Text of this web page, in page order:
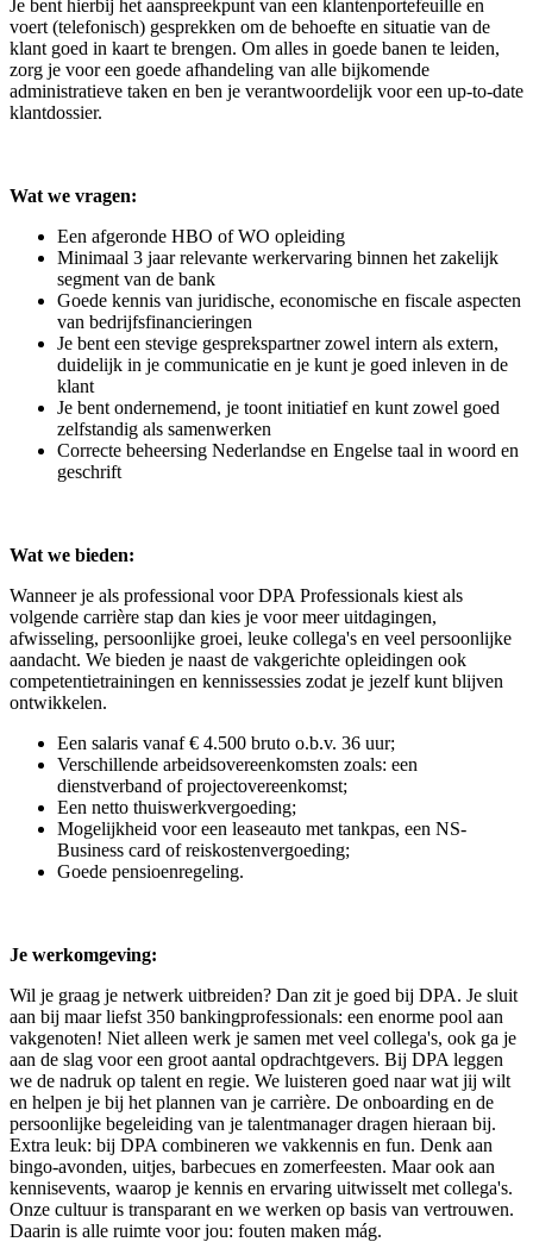
Je bent hierbij het aanspreekpunt van een klantenportefeuille en
voert (telefonisch) gesprekken om de behoefte en situatie van de
klant goed in kaart te brengen. Om alles in goede banen te leiden,
zorg je voor een goede afhandeling van alle bijkomende
administratieve taken en ben je verantwoordelijk voor een up-to-date
klantdossier.
Wat we vragen:
Een afgeronde HBO of WO opleiding
Minimaal 3 jaar relevante werkervaring binnen het zakelijk
segment van de bank
Goede kennis van juridische, economische en fiscale aspecten
van bedrijfsfinancieringen
Je bent een stevige gesprekspartner zowel intern als extern,
duidelijk in je communicatie en je kunt je goed inleven in de
klant
Je bent ondernemend, je toont initiatief en kunt zowel goed
zelfstandig als samenwerken
Correcte beheersing Nederlandse en Engelse taal in woord en
geschrift
Wat we bieden:
Wanneer je als professional voor DPA Professionals kiest als
volgende carrière stap dan kies je voor meer uitdagingen,
afwisseling, persoonlijke groei, leuke collega's en veel persoonlijke
aandacht. We bieden je naast de vakgerichte opleidingen ook
competentietrainingen en kennissessies zodat je jezelf kunt blijven
ontwikkelen.
Een salaris vanaf € 4.500 bruto o.b.v. 36 uur;
Verschillende arbeidsovereenkomsten zoals: een
dienstverband of projectovereenkomst;
Een netto thuiswerkvergoeding;
Mogelijkheid voor een leaseauto met tankpas, een NS-
Business card of reiskostenvergoeding;
Goede pensioenregeling.
Je werkomgeving:
Wil je graag je netwerk uitbreiden? Dan zit je goed bij DPA. Je sluit
aan bij maar liefst 350 bankingprofessionals: een enorme pool aan
vakgenoten! Niet alleen werk je samen met veel collega's, ook ga je
aan de slag voor een groot aantal opdrachtgevers. Bij DPA leggen
we de nadruk op talent en regie. We luisteren goed naar wat jij wilt
en helpen je bij het plannen van je carrière. De onboarding en de
persoonlijke begeleiding van je talentmanager dragen hieraan bij.
Extra leuk: bij DPA combineren we vakkennis en fun. Denk aan
bingo-avonden, uitjes, barbecues en zomerfeesten. Maar ook aan
kennisevents, waarop je kennis en ervaring uitwisselt met collega's.
Onze cultuur is transparant en we werken op basis van vertrouwen.
Daarin is alle ruimte voor jou: fouten maken mág.